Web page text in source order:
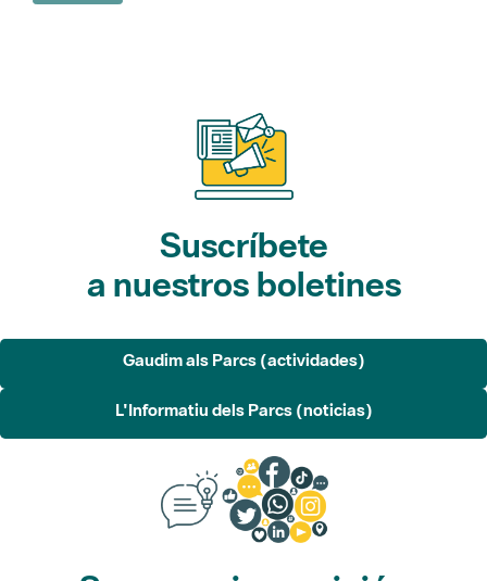
Suscríbete
a nuestros boletines
Gaudim als Parcs (actividades)
L'Informatiu dels Parcs (noticias)